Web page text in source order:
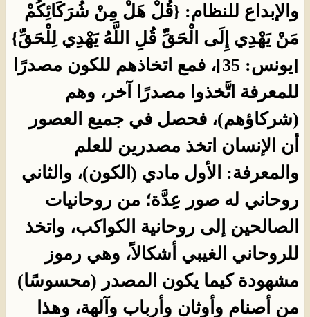
والإبداع للنظام: {قُلْ هَلْ مِنْ شُرَكَائِكُمْ
مَنْ يَهْدِي إِلَى الْحَقِّ قُلِ اللَّهُ يَهْدِي لِلْحَقِّ}
[يونس: 35]، فمع اتخاذهم للكون مصدرًا
للمعرفة اتَّخذوا مصدرًا آخر، وهم
(شركاؤهم)، فحصل في جميع العصور
أن الإنسان اتخذ مصدرين للعلم
والمعرفة: الأول مادي (الكون)، والثاني
روحاني له صور عِدَّة؛ من روحانيات
الصالحين إلى روحانية الكواكب، واتخذ
للروحاني الغيبي أشكالاً، وهي رموز
مشهودة كيما يكون المصدر (محسوسًا)
من أصنام وأوثان وأرباب وآلهة، وهذا